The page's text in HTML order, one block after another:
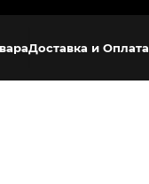
Доставка и Оплата